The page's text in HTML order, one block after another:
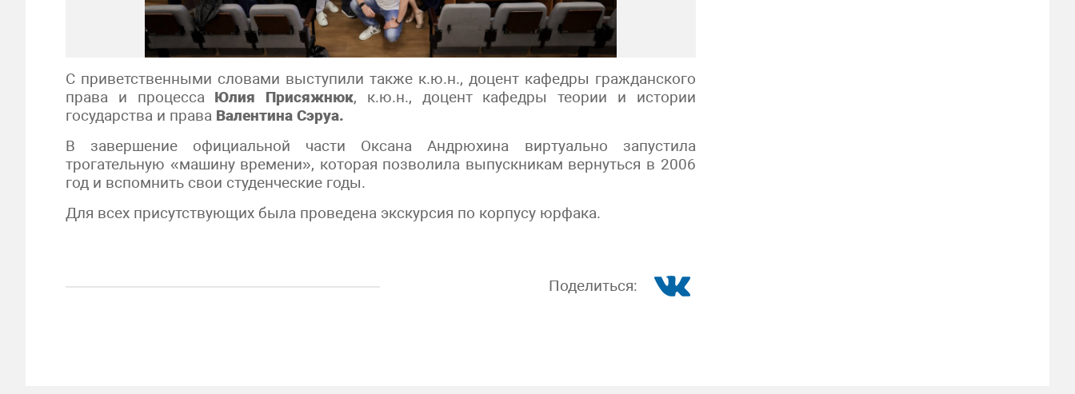
С приветственными словами выступили также к.ю.н., доцент кафедры гражданского
права и процесса Юлия Присяжнюк, к.ю.н., доцент кафедры теории и истории
государства и права Валентина Сэруа.
В завершение официальной части Оксана Андрюхина виртуально запустила
трогательную «машину времени», которая позволила выпускникам вернуться в 2006
год и вспомнить свои студенческие годы.
Для всех присутствующих была проведена экскурсия по корпусу юрфака.
Поделиться: